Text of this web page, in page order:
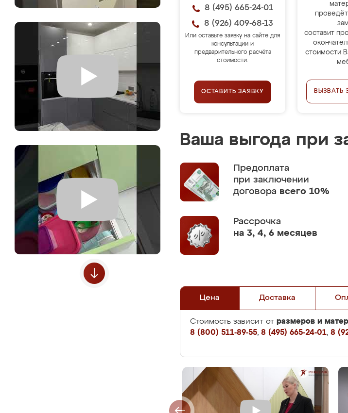
8 (495) 665-24-01
8 (926) 409-68-13
Или оставьте заявку на сайте для
консультации и
предварительного расчёта
стоимости.
ОСТАВИТЬ ЗАЯВКУ
составит
стоимости
ВЫЗВАТЬ
Ваша выгода при
Предоплата
при заключении
договора всего 10%
Рассрочка
на 3, 4, 6 месяцев
Цена Доставка
Стоимость зависит от размеров и
8 (800) 511-89-55, 8 (495) 665-24-01, 8